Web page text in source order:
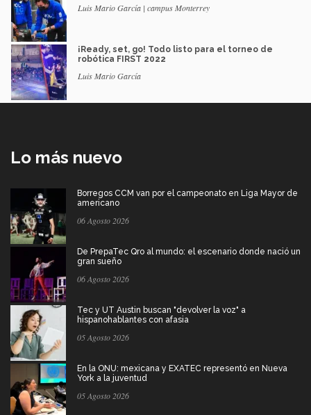
Luis Mario García | campus Monterrey
¡Ready, set, go! Todo listo para el torneo de
robótica FIRST 2022
Luis Mario García
Lo más nuevo
Borregos CCM van por el campeonato en Liga Mayor de
americano
06 Agosto 2026
De PrepaTec Qro al mundo: el escenario donde nació un
gran sueño
06 Agosto 2026
Tec y UT Austin buscan "devolver la voz" a
hispanohablantes con afasia
05 Agosto 2026
En la ONU: mexicana y EXATEC representó en Nueva
York a la juventud
05 Agosto 2026